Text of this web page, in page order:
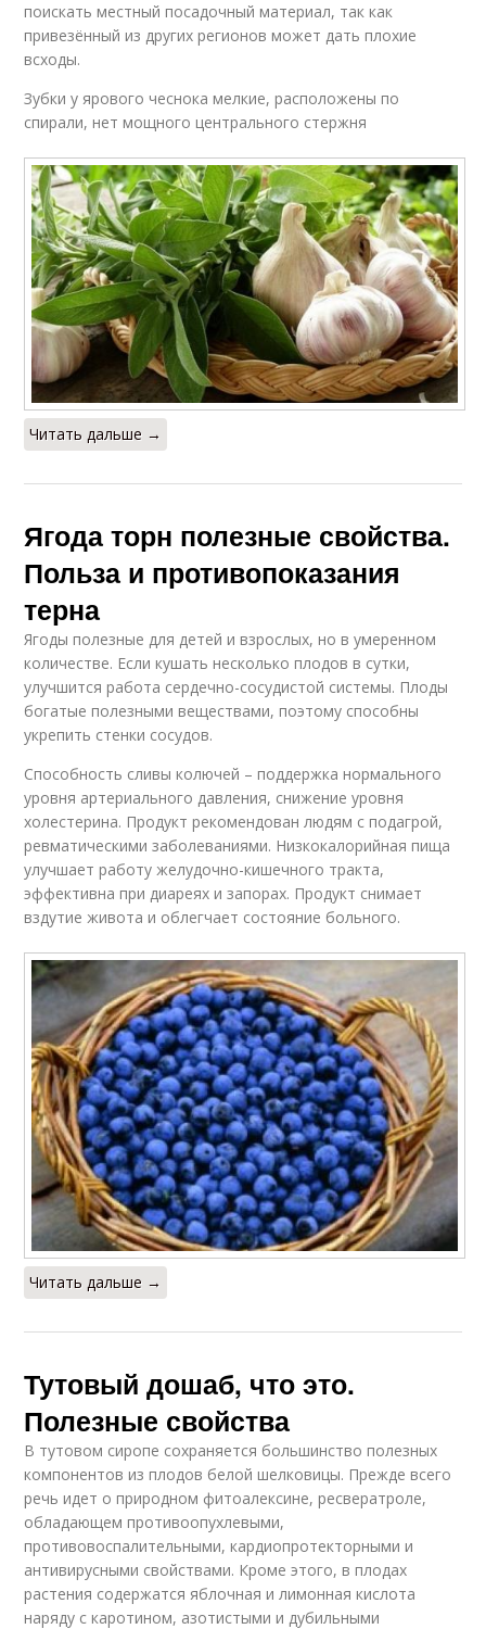
поискать местный посадочный материал, так как
привезённый из других регионов может дать плохие
всходы.
Зубки у ярового чеснока мелкие, расположены по
спирали, нет мощного центрального стержня
Читать дальше →
Ягода торн полезные свойства.
Польза и противопоказания
терна
Ягоды полезные для детей и взрослых, но в умеренном
количестве. Если кушать несколько плодов в сутки,
улучшится работа сердечно-сосудистой системы. Плоды
богатые полезными веществами, поэтому способны
укрепить стенки сосудов.
Способность сливы колючей – поддержка нормального
уровня артериального давления, снижение уровня
холестерина. Продукт рекомендован людям с подагрой,
ревматическими заболеваниями. Низкокалорийная пища
улучшает работу желудочно-кишечного тракта,
эффективна при диареях и запорах. Продукт снимает
вздутие живота и облегчает состояние больного.
Читать дальше →
Тутовый дошаб, что это.
Полезные свойства
В тутовом сиропе сохраняется большинство полезных
компонентов из плодов белой шелковицы. Прежде всего
речь идет о природном фитоалексине, ресвератроле,
обладающем противоопухлевыми,
противовоспалительными, кардиопротекторными и
антивирусными свойствами. Кроме этого, в плодах
растения содержатся яблочная и лимонная кислота
наряду с каротином, азотистыми и дубильными